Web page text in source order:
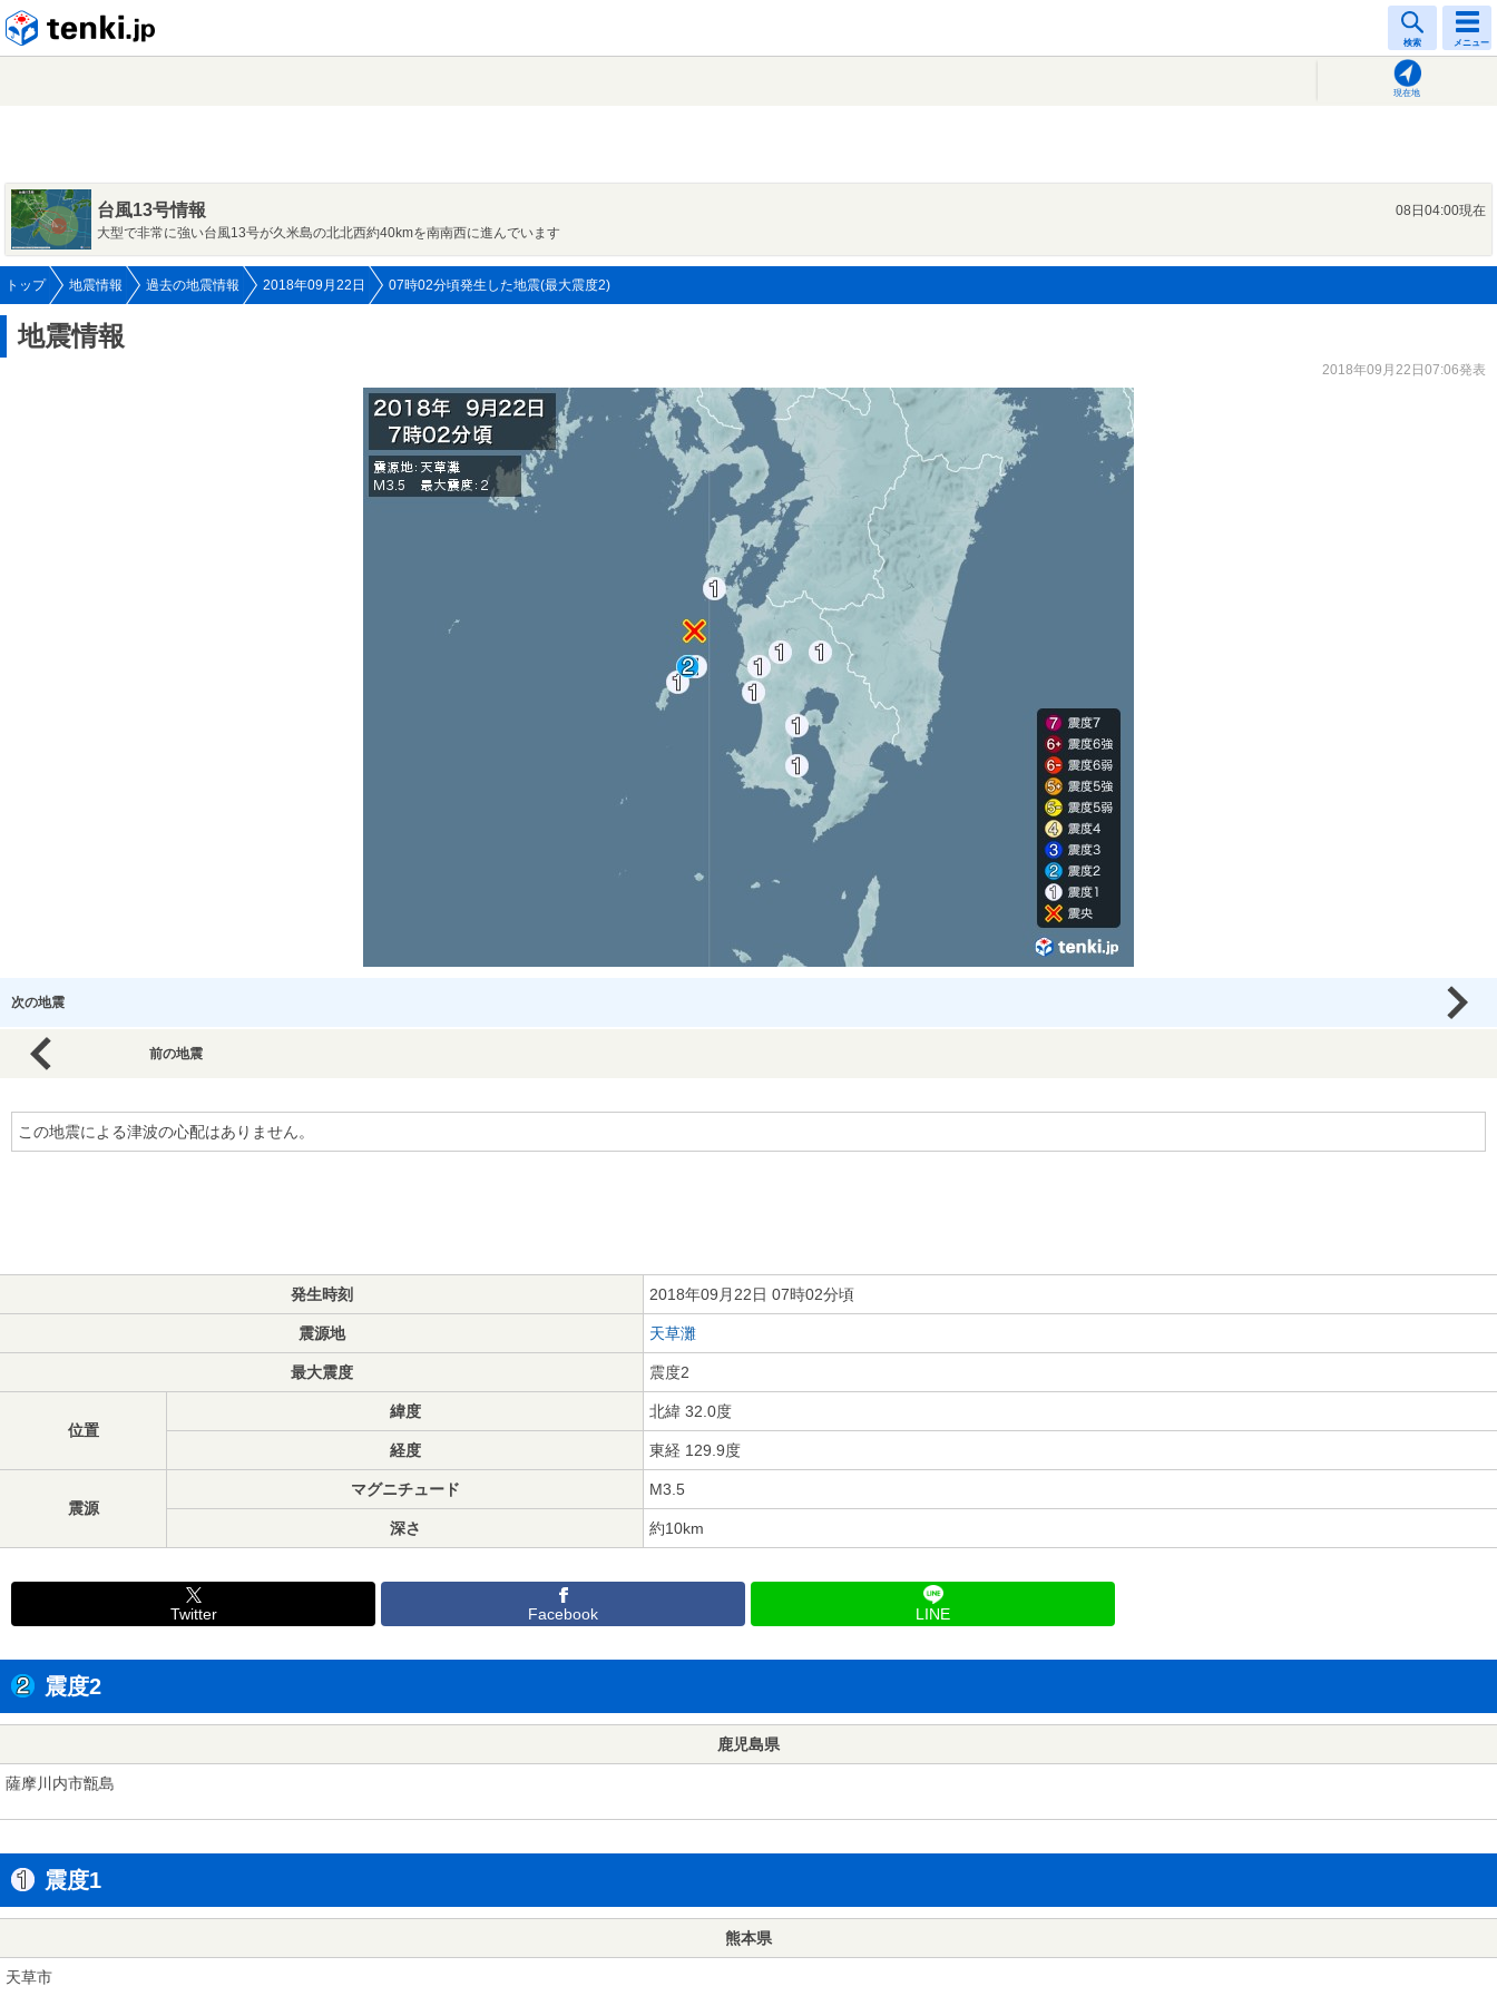
検索 メニュー
現在地
台風13号情報
08日04:00現在
大型で非常に強い台風13号が久米島の北北西約40kmを南南西に進んでいます
トップ 地震情報 過去の地震情報 2018年09月22日 07時02分頃発生した地震(最大震度2)
地震情報
2018年09月22日07:06発表
次の地震
前の地震
この地震による津波の心配はありません。
発生時刻 2018年09月22日 07時02分頃
震源地 天草灘
最大震度 震度2
位置
緯度 北緯 32.0度
経度 東経 129.9度
震源
マグニチュード M3.5
深さ 約10km
Twitter Facebook LINE
震度2
鹿児島県
薩摩川内市甑島
震度1
熊本県
天草市